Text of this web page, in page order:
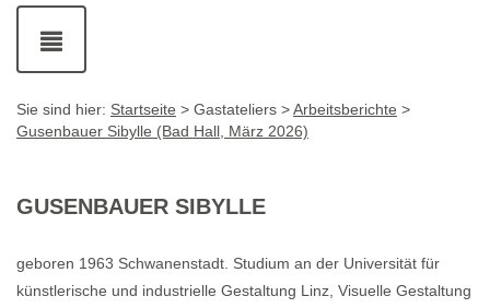
Navigation
ein-
und
Sie sind hier: Startseite > Gastateliers >Arbeitsberichte >
Gusenbauer Sibylle (Bad Hall, März 2026)
GUSENBAUER SIBYLLE
geboren 1963 Schwanenstadt. Studium an der Universität für
künstlerische und industrielle Gestaltung Linz, Visuelle Gestaltung